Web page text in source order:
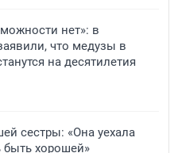
нет»: в
что медузы в
на десятилетия
сестры: «Она уехала
быть хорошей»